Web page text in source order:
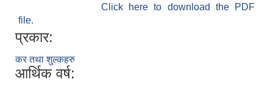
Click here to download the PDF
file.
प्रकार:
कर तथा शुल्कहरु
आर्थिक वर्ष: